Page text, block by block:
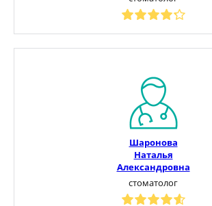
Шаронова
Наталья
Александровна
стоматолог